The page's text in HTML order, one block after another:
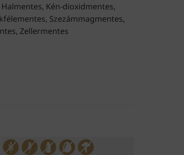
Kén-dioxidmentes,
Szezámmagmentes,
Zellermentes